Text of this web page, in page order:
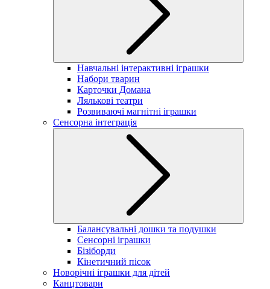
Навчальні інтерактивні іграшки
Набори тварин
Карточки Домана
Лялькові театри
Розвиваючі магнітні іграшки
Сенсорна інтеграція
Балансувальні дошки та подушки
Сенсорні іграшки
Бізіборди
Кінетичний пісок
Новорічні іграшки для дітей
Канцтовари